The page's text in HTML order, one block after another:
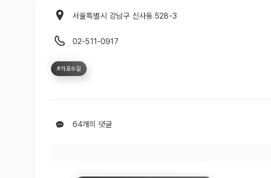
서울특별시 강남구 신사동 528-3
02-511-0917
#가로수길
64개의 댓글